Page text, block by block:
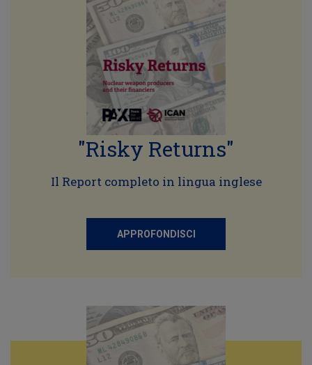
"Risky Returns"
Il Report completo in lingua inglese
APPROFONDISCI